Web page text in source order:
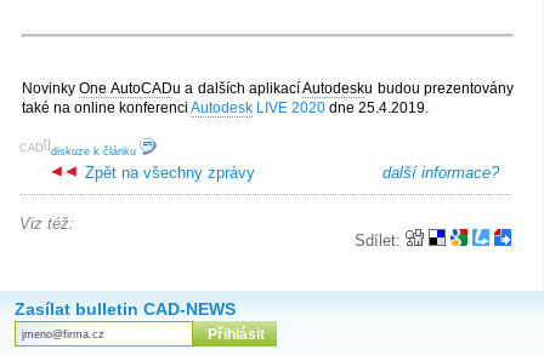
NovinkyOne AutoCADu a dalších aplikacíAutodesku budou prezentovány
také na online konferenci Autodesk LIVE 2020 dne 25.4.2019.
[
CAD ]
diskuze k článku
další informace?
Zpět na všechny zprávy
Sdílet:
Viz též:
Zasílat bulletin CAD-NEWS